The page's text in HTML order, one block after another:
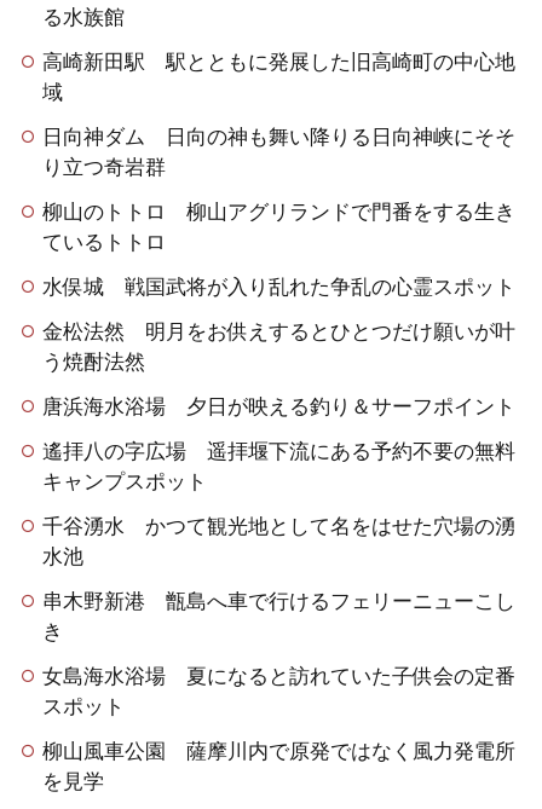
る水族館
高崎新田駅 駅とともに発展した旧高崎町の中心地
域
日向神ダム 日向の神も舞い降りる日向神峡にそそ
り立つ奇岩群
柳山のトトロ 柳山アグリランドで門番をする生き
ているトトロ
水俣城 戦国武将が入り乱れた争乱の心霊スポット
金松法然 明月をお供えするとひとつだけ願いが叶
う焼酎法然
唐浜海水浴場 夕日が映える釣り＆サーフポイント
遙拝八の字広場 遥拝堰下流にある予約不要の無料
キャンプスポット
千谷湧水 かつて観光地として名をはせた穴場の湧
水池
串木野新港 甑島へ車で行けるフェリーニューこし
き
女島海水浴場 夏になると訪れていた子供会の定番
スポット
柳山風車公園 薩摩川内で原発ではなく風力発電所
を見学